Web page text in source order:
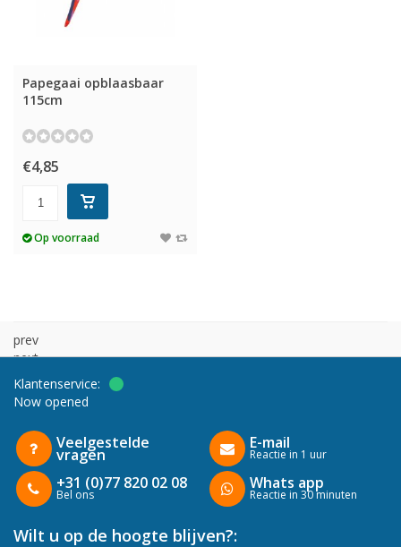
Papegaai opblaasbaar
115cm
€4,85
Op voorraad
prev
next
Klantenservice:
Now opened
Veelgestelde
vragen
+31 (0)77 820 02 08
Bel ons
E-mail
Reactie in 1 uur
Whats app
Reactie in 30 minuten
Wilt u op de hoogte blijven?: